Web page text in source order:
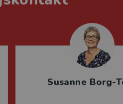
Susanne Borg-